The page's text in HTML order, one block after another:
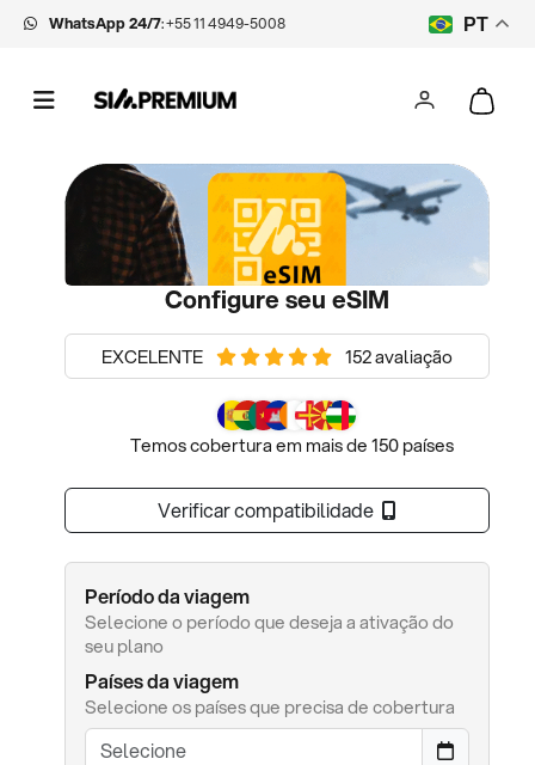
WhatsApp 24/7:+55 11 4949-5008 PT
Configure seu eSIM
EXCELENTE 152 avaliação
Temos cobertura em mais de 150 países
Verificar compatibilidade
Período da viagem
Selecione o período que deseja a ativação do
seu plano
Países da viagem
Selecione os países que precisa de cobertura